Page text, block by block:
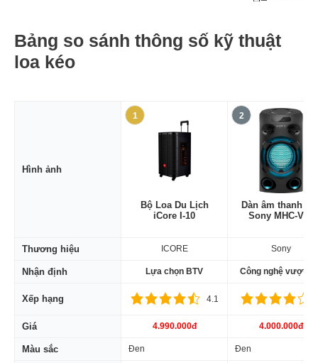
Bảng so sánh thông số kỹ thuật
loa kéo
Hình ảnh
1
Bộ Loa Du Lịch
iCore I-10
2
Dàn âm thanh
Sony MHC-V02
Thương hiệu ICORE Sony
Nhận định Lựa chọn BTV Công nghệ vượt
Xếp hạng 4.1
Giá 4.990.000đ 4.000.000đ
Màu sắc Đen Đen